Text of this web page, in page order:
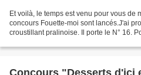
Et voilà, le temps est venu pour vous de
concours Fouette-moi sont lancés.J'ai
croustillant pralinoise. Il porte le N° 16.